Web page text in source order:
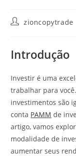
Postzioncopytrade
Introdução
Investir é uma
trabalhar para
investimentos são
conta PAMM de
artigo, vamos
modalidade de
aumentar seus